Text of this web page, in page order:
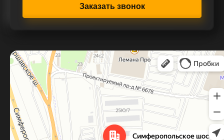
Заказать звонок